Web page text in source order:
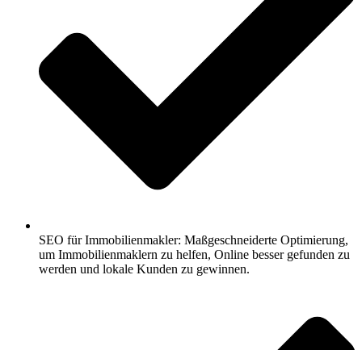
SEO für Immobilienmakler: Maßgeschneiderte Optimierung,
um Immobilienmaklern zu helfen, Online besser gefunden zu
werden und lokale Kunden zu gewinnen.